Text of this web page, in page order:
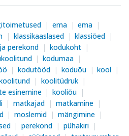
ema
ema
klassikaaslased
klassiõed
perekond
kodukoht
kodumaa
kodutööd koduõu
kool
koolitüdruk
esinemine
kooliõu
matkajad
matkamine
moslemid
mängimine
perekond
pühakiri